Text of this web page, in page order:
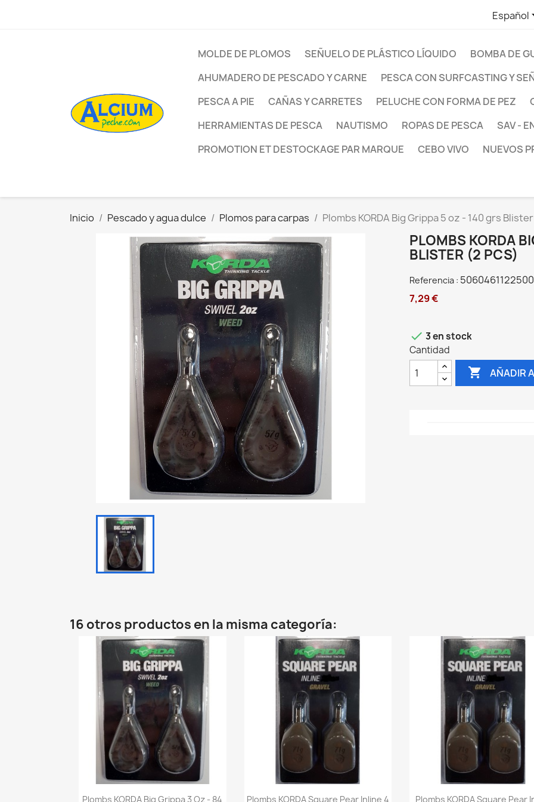
Español
MOLDE DE PLOMOS SEÑUELO DE PLÁSTICO LÍQUIDO
BOMBA DE
AHUMADERO DE PESCADO Y CARNE
PESCA CON SURFCASTING Y
PESCA A PIE
CAÑAS Y CARRETES PELUCHE CON FORMA DE PEZ
HERRAMIENTAS DE PESCA
NAUTISMO ROPAS DE PESCA
SAV -
PROMOTION ET DESTOCKAGE PAR MARQUE
CEBO VIVO NUEVOS
Inicio Pescado y agua dulce Plomos para carpas Plombs KORDA Big Grippa 5 oz - 140 grs
PLOMBS KORDA
BLISTER (2 PCS)
Referencia : 5060461122500
7,29 €
 3 en stock
Cantidad
 AÑADIR
16 otros productos en la misma categoría:
Vista rápida
Plombs KORDA Big Grippa 3 Oz - 84
Vista rápida
Plombs KORDA Square Pear Inline 4
Vista rápida
Plombs KORDA Square Pear